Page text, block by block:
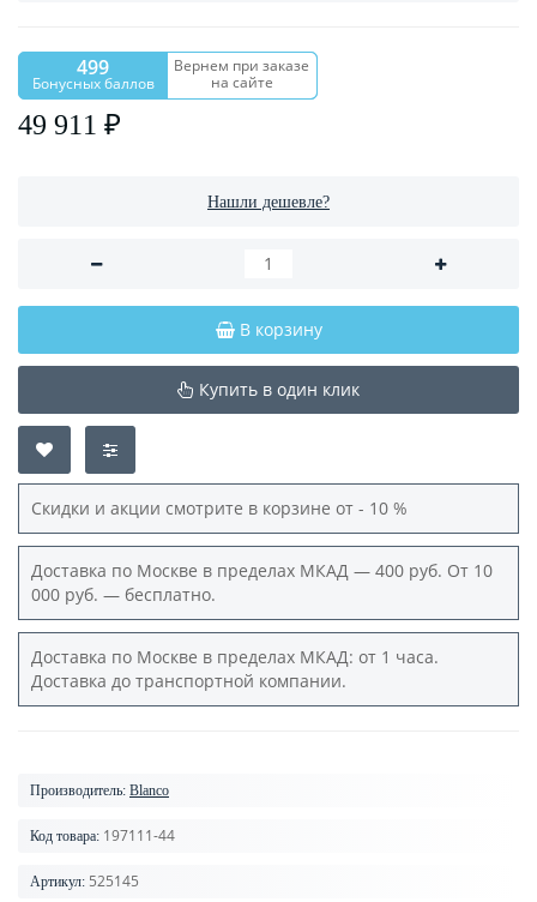
499
Бонусных баллов
Вернем при заказе
на сайте
49 911 ₽
Нашли дешевле?
В корзину
Купить в один клик
Скидки и акции смотрите в корзине от - 10 %
Доставка по Москве в пределах МКАД — 400 руб. От 10
000 руб. — бесплатно.
Доставка по Москве в пределах МКАД: от 1 часа.
Доставка до транспортной компании.
Производитель: Blanco
Код товара: 197111-44
Артикул: 525145